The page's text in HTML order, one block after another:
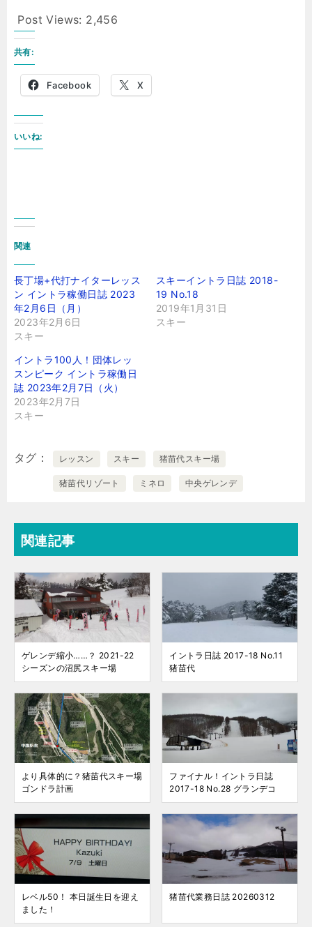
Post Views: 2,456
共有:
Facebook X
いいね:
関連
長丁場+代打ナイターレッス
ン イントラ稼働日誌 2023
年2月6日（月）
2023年2月6日
スキー
スキーイントラ日誌 2018-
19 No.18
2019年1月31日
スキー
イントラ100人！団体レッ
スンピーク イントラ稼働日
誌 2023年2月7日（火）
2023年2月7日
スキー
タグ レッスン スキー 猪苗代スキー場
猪苗代リゾート ミネロ 中央ゲレンデ
関連記事
ゲレンデ縮小……？ 2021-22
シーズンの沼尻スキー場
イントラ日誌 2017-18 No.11
猪苗代
より具体的に？猪苗代スキー場
ゴンドラ計画
ファイナル！イントラ日誌
2017-18 No.28 グランデコ
レベル50！ 本日誕生日を迎え
ました！
猪苗代業務日誌 20260312